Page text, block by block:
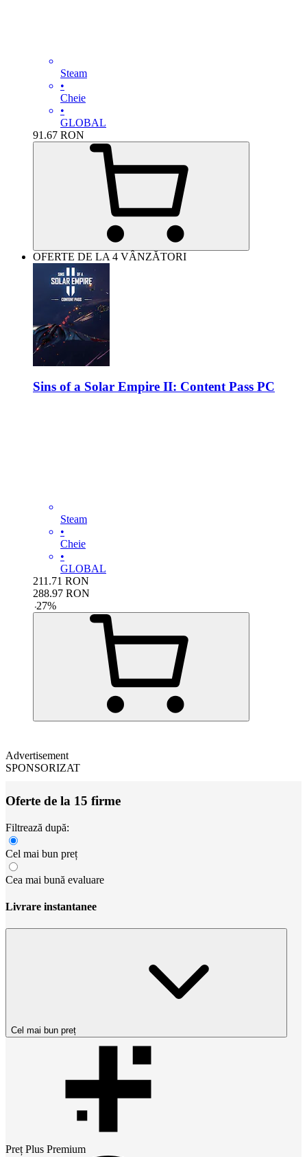
Steam
•
Cheie
•
GLOBAL
91.67 RON
OFERTE DE LA 4 VÂNZĂTORI
Sins of a Solar Empire II: Content Pass PC
Steam
•
Cheie
•
GLOBAL
211.71 RON
288.97 RON
-27%
Advertisement
SPONSORIZAT
Oferte de la 15 firme
Filtrează după:
Cel mai bun preț
Cea mai bună evaluare
Livrare instantanee
Cel mai bun preț
Preț Plus Premium